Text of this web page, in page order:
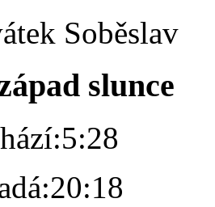
Soběslav
slunce
5:28
20:18